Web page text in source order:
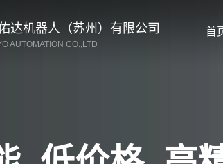
达机器人（苏州）有限公司
AUTOMATION CO.,LTD
首